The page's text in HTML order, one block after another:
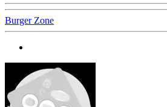
Burger Zone